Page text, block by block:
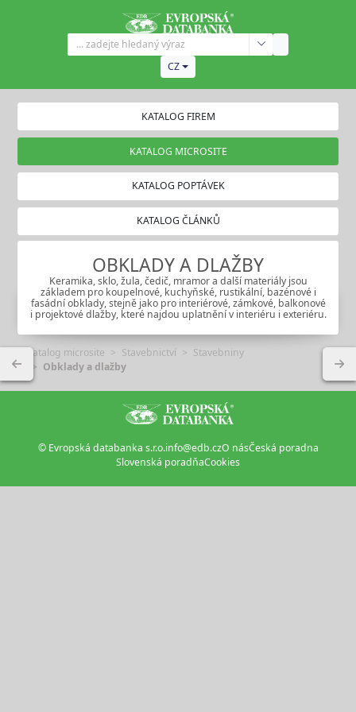
CZ
KATALOG FIREM
KATALOG MICROSITE
KATALOG POPTÁVEK
KATALOG ČLÁNKŮ
OBKLADY A DLAŽBY
Keramika, sklo, žula, čedič, mramor a další materiály jsou
základem pro koupelnové, kuchyňské, rustikální, bazénové i
fasádní obklady, stejně jako pro interiérové, zámkové, balkonové
i projektové dlažby, které najdou uplatnění v interiéru i exteriéru.
Katalog microsite Stavebnictví
Stavebniny
Obklady a dlažby
© Evropská databanka s.r.o.info@edb.czO násČeská poradna
Slovenská poradňaCookies